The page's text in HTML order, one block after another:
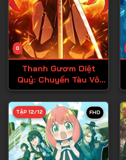
Tập 12
Tập 13
Tập 14
Tập 15
Tập 17
Tập 18
Tập 19
Tập 20
0
Thanh Gươm Diệt
Quỷ: Chuyến Tàu Vô
Tận
FHD
TẬP 12/12